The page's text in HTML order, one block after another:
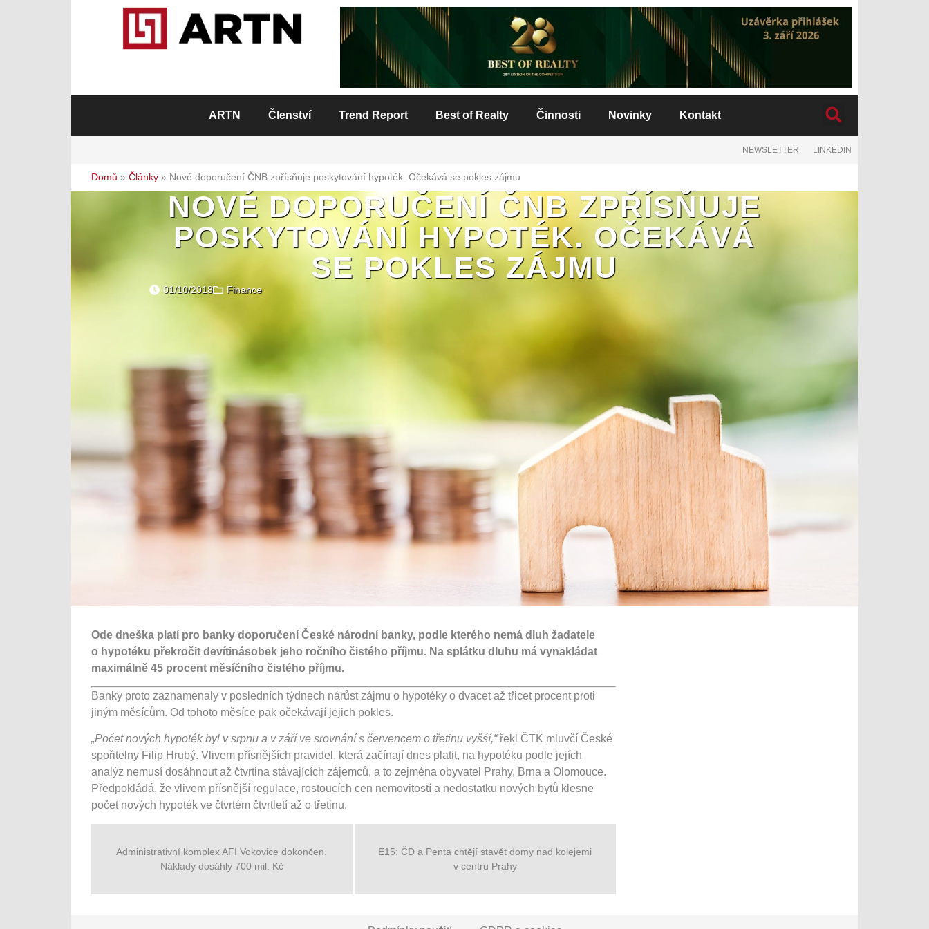
ARTN Členství Trend Report Best of Realty Činnosti Novinky Kontakt
NEWSLETTER LINKEDIN
Domů » Články » Nové doporučení ČNB zpřísňuje poskytování hypoték. Očekává se pokles zájmu
NOVÉ DOPORUČENÍ ČNB ZPŘÍSŇUJE
POSKYTOVÁNÍ HYPOTÉK. OČEKÁVÁ
SE POKLES ZÁJMU
01/10/2018 Finance
Ode dneška platí pro banky doporučení České národní banky, podle kterého nemá dluh žadatele
o hypotéku překročit devítinásobek jeho ročního čistého příjmu. Na splátku dluhu má vynakládat
maximálně 45 procent měsíčního čistého příjmu.
Banky proto zaznamenaly v posledních týdnech nárůst zájmu o hypotéky o dvacet až třicet procent proti
jiným měsícům. Od tohoto měsíce pak očekávají jejich pokles.
„Počet nových hypoték byl v srpnu a v září ve srovnání s červencem o třetinu vyšší,“řekl ČTK mluvčí České
spořitelny Filip Hrubý. Vlivem přísnějších pravidel, která začínají dnes platit, na hypotéku podle jejích
analýz nemusí dosáhnout až čtvrtina stávajících zájemců, a to zejména obyvatel Prahy, Brna a Olomouce.
Předpokládá, že vlivem přísnější regulace, rostoucích cen nemovitostí a nedostatku nových bytů klesne
počet nových hypoték ve čtvrtém čtvrtletí až o třetinu.
Administrativní komplex AFI Vokovice dokončen.
Náklady dosáhly 700 mil. Kč
E15: ČD a Penta chtějí stavět domy nad kolejemi
v centru Prahy